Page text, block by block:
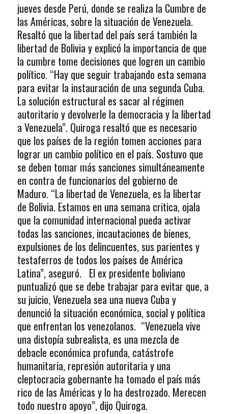
jueves desde Perú, donde se realiza la Cumbre de
las Américas, sobre la situación de Venezuela.
Resaltó que la libertad del país será también la
libertad de Bolivia y explicó la importancia de que
la cumbre tome decisiones que logren un cambio
político. “Hay que seguir trabajando esta semana
para evitar la instauración de una segunda Cuba.
La solución estructural es sacar al régimen
autoritario y devolverle la democracia y la libertad
a Venezuela”. Quiroga resaltó que es necesario
que los países de la región tomen acciones para
lograr un cambio político en el país. Sostuvo que
se deben tomar más sanciones simultáneamente
en contra de funcionarios del gobierno de
Maduro. “La libertad de Venezuela, es la libertar
de Bolivia. Estamos en una semana critica, ojala
que la comunidad internacional pueda activar
todas las sanciones, incautaciones de bienes,
expulsiones de los delincuentes, sus parientes y
testaferros de todos los países de América
Latina”, aseguró. El ex presidente boliviano
puntualizó que se debe trabajar para evitar que, a
su juicio, Venezuela sea una nueva Cuba y
denunció la situación económica, social y política
que enfrentan los venezolanos. “Venezuela vive
una distopía subrealista, es una mezcla de
debacle económica profunda, catástrofe
humanitaria, represión autoritaria y una
cleptocracia gobernante ha tomado el país más
rico de las Américas y lo ha destrozado. Merecen
todo nuestro apoyo”, dijo Quiroga.